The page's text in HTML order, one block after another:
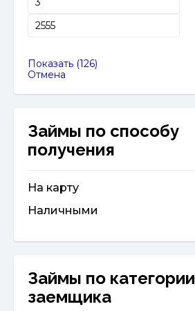
Показать (126)
Отмена
Займы по способу
получения
На карту
Наличными
Займы по категории
заемщика